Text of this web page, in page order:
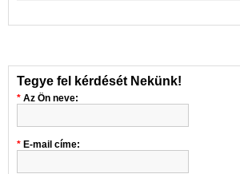
Tegye fel kérdését Nekünk!
Az Ön neve:
E-mail címe: